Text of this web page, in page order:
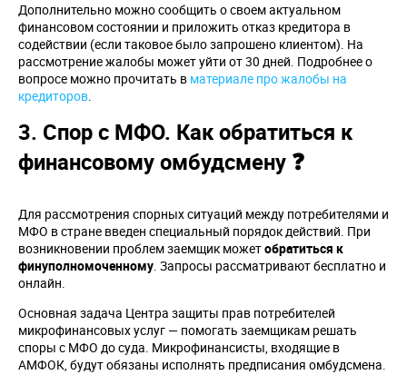
Дополнительно можно сообщить о своем актуальном
финансовом состоянии и приложить отказ кредитора в
содействии (если таковое было запрошено клиентом). На
рассмотрение жалобы может уйти от 30 дней. Подробнее о
вопросе можно прочитать в материале про жалобы на
кредиторов.
3. Спор с МФО. Как обратиться к
финансовому омбудсмену ❓
Для рассмотрения спорных ситуаций между потребителями и
МФО в стране введен специальный порядок действий. При
возникновении проблем заемщик можетобратиться к
финуполномоченному. Запросы рассматривают бесплатно и
онлайн.
Основная задача Центра защиты прав потребителей
микрофинансовых услуг — помогать заемщикам решать
споры с МФО до суда. Микрофинансисты, входящие в
АМФОК, будут обязаны исполнять предписания омбудсмена.